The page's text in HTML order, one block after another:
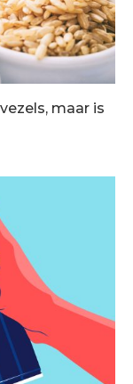
maar is